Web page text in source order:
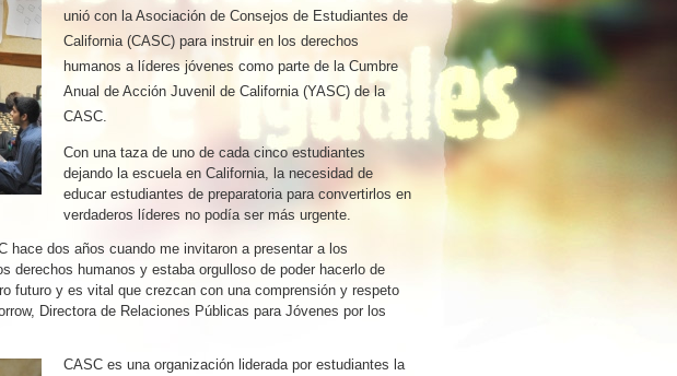
unió con la Asociación de Consejos de Estudiantes de
California (CASC) para instruir en los derechos
humanos a líderes jóvenes como parte de la Cumbre
Anual de Acción Juvenil de California (YASC) de la
CASC.
Con una taza de uno de cada cinco estudiantes
dejando la escuela en California, la necesidad de
educar estudiantes de preparatoria para convertirlos en
verdaderos líderes no podía ser más urgente.
hace dos años cuando me invitaron a presentar a los
derechos humanos y estaba orgulloso de poder hacerlo de
futuro y es vital que crezcan con una comprensión y respeto
Directora de Relaciones Públicas para Jóvenes por los
CASC es una organización liderada por estudiantes la